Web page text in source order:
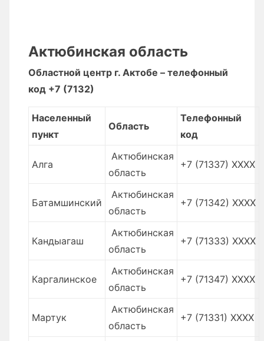
Актюбинская область
Областной центр г. Актобе – телефонный
код +7 (7132)
Населенный
пункт
Область
Телефонный
код
Алга
Актюбинская
область
+7 (71337) XXXX
Батамшинский
Актюбинская
область
+7 (71342) XXXX
Кандыагаш
Актюбинская
область
+7 (71333) XXXX
Каргалинское
Актюбинская
область
+7 (71347) XXXX
Мартук
Актюбинская
область
+7 (71331) XXXX